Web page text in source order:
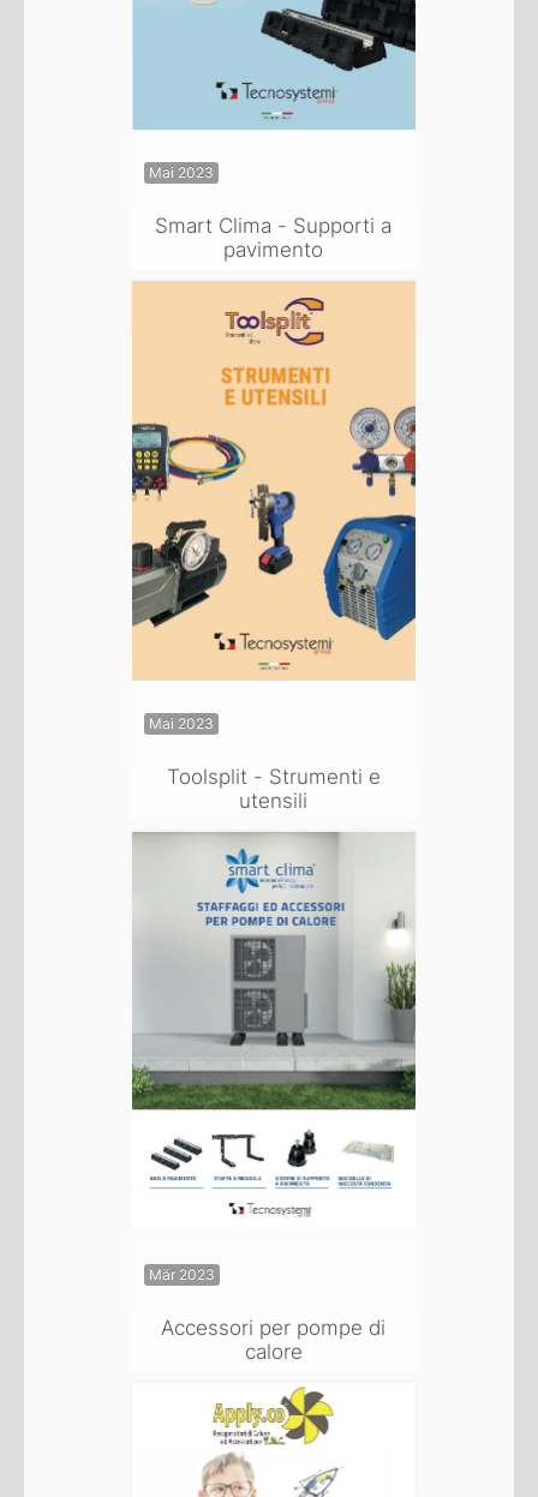
Mai 2023
Smart Clima - Supporti a
pavimento
Mai 2023
Toolsplit - Strumenti e
utensili
Mär 2023
Accessori per pompe di
calore